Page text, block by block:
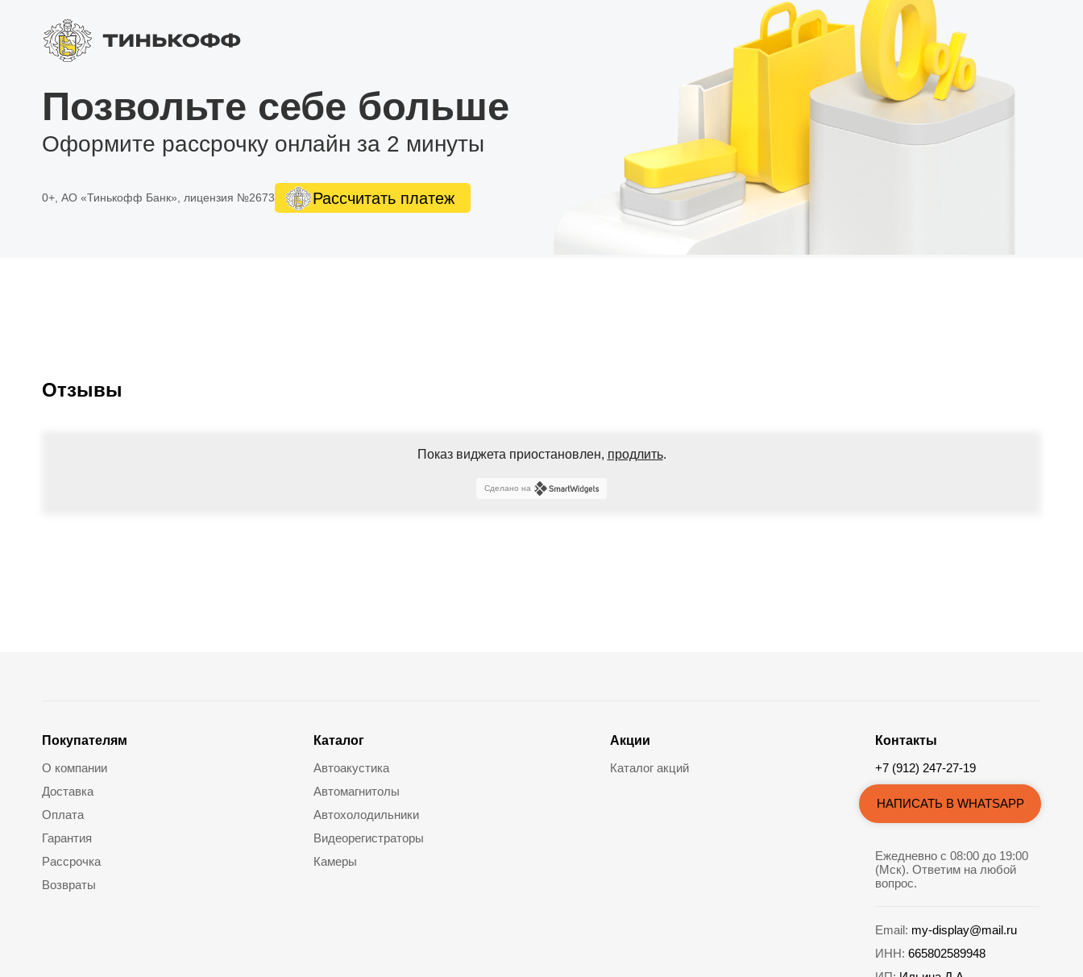
Позвольте себе больше
Оформите рассрочку онлайн за 2 минуты
0+, АО «Тинькофф Банк», лицензия №2673 Рассчитать платеж
Отзывы
Показ виджета приостановлен, продлить.
Сделано на
Покупателям
О компании
Доставка
Оплата
Гарантия
Рассрочка
Возвраты
Каталог
Автоакустика
Автомагнитолы
Автохолодильники
Видеорегистраторы
Камеры
Акции
Каталог акций
Контакты
+7 (912) 247-27-19
НАПИСАТЬ В WHATSAPP
Ежедневно с 08:00 до 19:00
(Мск). Ответим на любой
вопрос.
Email: my-display@mail.ru
ИНН: 665802589948